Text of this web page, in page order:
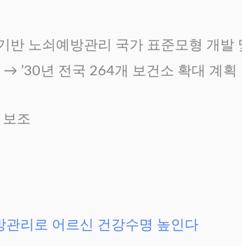
반 노쇠예방관리 국가 표준모형 개발
’30년 전국 264개 보건소 확대 계획
조
리로 어르신 건강수명 높인다